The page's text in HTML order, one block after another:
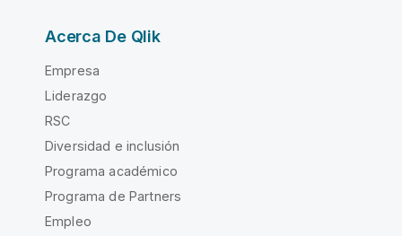
Acerca De Qlik
Empresa
Liderazgo
RSC
Diversidad e inclusión
Programa académico
Programa de Partners
Empleo